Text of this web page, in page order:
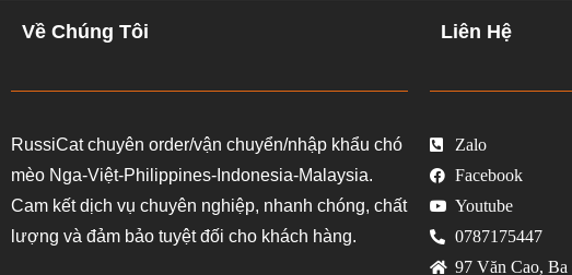
Về Chúng Tôi
RussiCat chuyên order/vận chuyển/nhập khẩu chó
mèo Nga-Việt-Philippines-Indonesia-Malaysia.
Cam kết dịch vụ chuyên nghiệp, nhanh chóng, chất
lượng và đảm bảo tuyệt đối cho khách hàng.
Liên Hệ
Zalo
Facebook
Youtube
0787175447
97 Văn Cao,